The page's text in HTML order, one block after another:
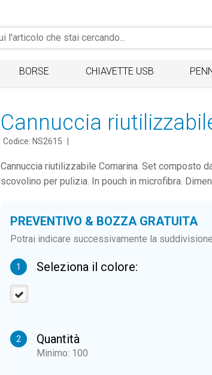
BORSE CHIAVETTE USB
Cannuccia
Codice: NS2615
Cannuccia riutilizzabile Comarina. Set composto
scovolino per pulizia. In pouch in microfibra.
PREVENTIVO & BOZZA GRATUITA
Potrai indicare successivamente la
1 Seleziona il colore:
2 Quantità
Minimo: 100